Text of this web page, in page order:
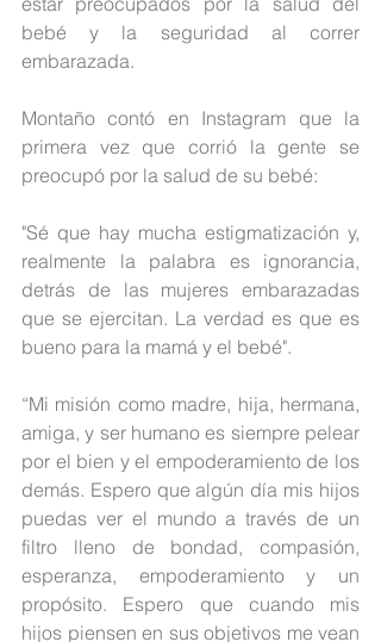
bebé y la seguridad al correr
embarazada.
Montaño contó en Instagram que la
primera vez que corrió la gente se
preocupó por la salud de su bebé:
"Sé que hay mucha estigmatización y,
realmente la palabra es ignorancia,
detrás de las mujeres embarazadas
que se ejercitan. La verdad es que es
bueno para la mamá y el bebé".
“Mi misión como madre, hija, hermana,
amiga, y ser humano es siempre pelear
por el bien y el empoderamiento de los
demás. Espero que algún día mis hijos
puedas ver el mundo a través de un
filtro lleno de bondad, compasión,
esperanza, empoderamiento y un
propósito. Espero que cuando mis
hijos piensen en sus objetivos me vean